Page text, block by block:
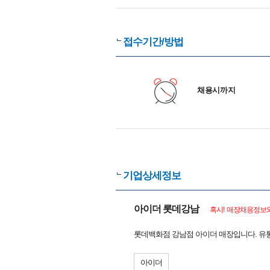
접수기간/방법
채용시까지
기업상세정보
아이더 롯데강남 혹시! 매장채용정보
롯데백화점 강남점 아이더 매장입니다.
아이더